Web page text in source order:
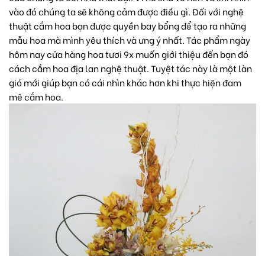
vào đó chúng ta sẽ không cảm được điều gì. Đối với nghệ
thuật cắm hoa bạn được quyền bay bổng để tạo ra những
mẫu hoa mà mình yêu thích và ưng ý nhất. Tác phẩm ngày
hôm nay cửa hàng hoa tươi 9x muốn giới thiệu đến bạn đó
cách cắm hoa địa lan nghệ thuật. Tuyệt tác này là một làn
gió mới giúp bạn có cái nhìn khác hơn khi thực hiện đam
mê cắm hoa.